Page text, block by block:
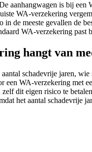
aanhangwagen is bij
WA-verzekering
de meeste gevallen de
WA-verzekering past
hangt van
schadevrije jaren,
WA-verzekering met
dit eigen risico te
het aantal schadevrije